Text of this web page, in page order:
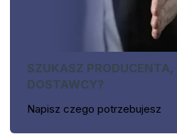
SZUKASZ PRODUCENTA,
DOSTAWCY?
Napisz czego potrzebujesz